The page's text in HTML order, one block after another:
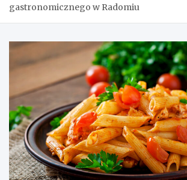
gastronomicznego w Radomiu